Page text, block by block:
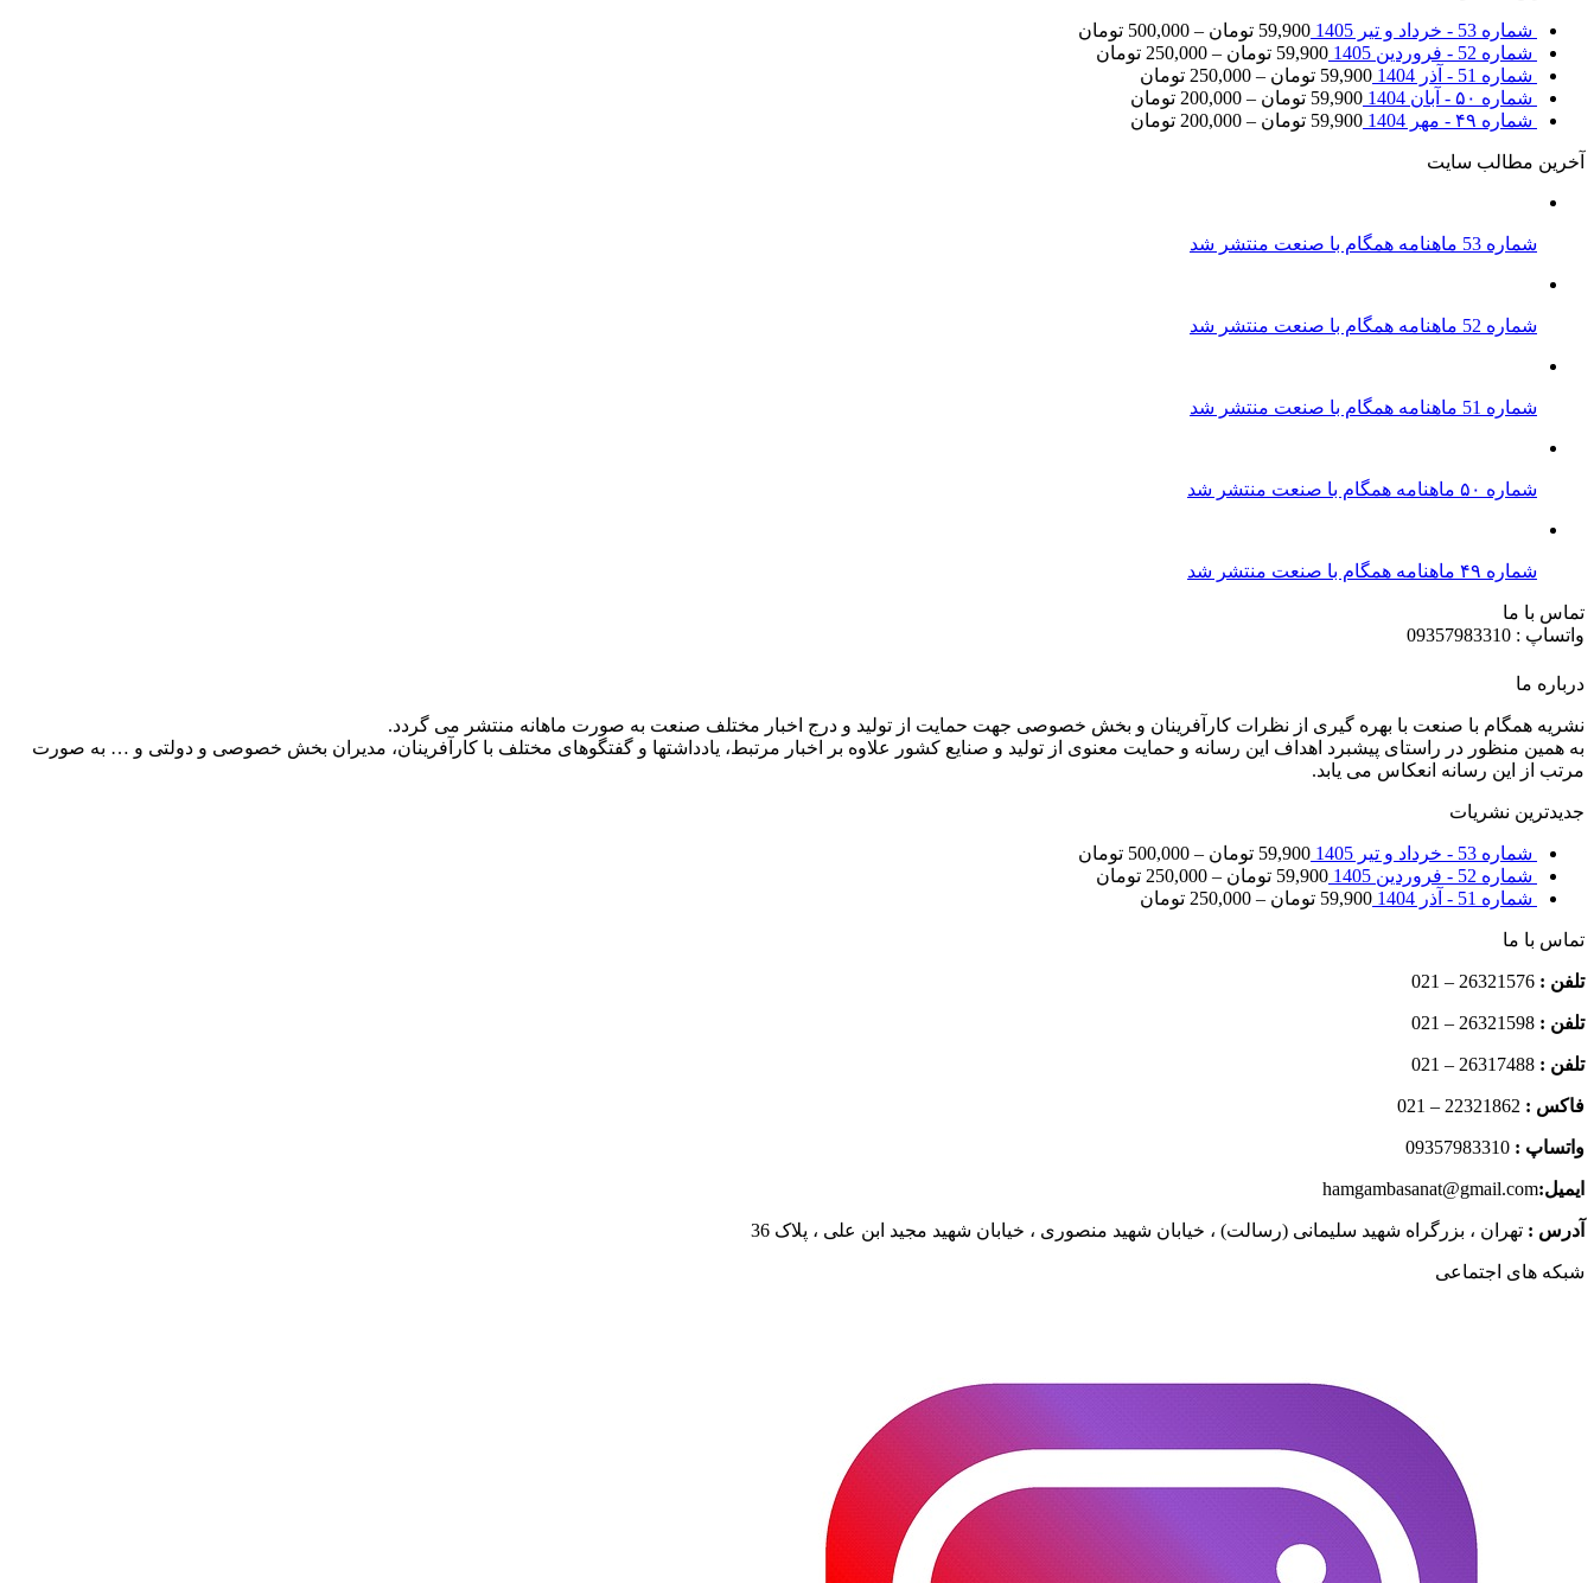
شماره 53 - خرداد و تیر 1405 59,900 تومان –
500,000 تومان
شماره 52 - فروردین 1405
59,900 تومان –
250,000 تومان
شماره 51 - آذر 1404
59,900 تومان –
250,000 تومان
شماره ۵۰ - آبان 1404
59,900 تومان –
200,000 تومان
شماره ۴۹ - مهر 1404
59,900 تومان –
200,000 تومان
آخرین مطالب سایت
شماره 53 ماهنامه همگام با صنعت منتشر شد
شماره 52 ماهنامه همگام با صنعت منتشر شد
شماره 51 ماهنامه همگام با صنعت منتشر شد
شماره ۵۰ ماهنامه همگام با صنعت منتشر شد
شماره ۴۹ ماهنامه همگام با صنعت منتشر شد
تماس با ما
واتساپ : 09357983310
درباره ما
نشریه همگام با صنعت با بهره گیری از نظرات کارآفرینان و بخش خصوصی جهت حمایت از تولید و درج اخبار مختلف صنعت به صورت ماهانه منتشر می گردد.
به همین منظور در راستای پیشبرد اهداف این رسانه و حمایت معنوی از تولید و صنایع کشور علاوه بر اخبار مرتبط، یادداشتها و گفتگوهای مختلف با کارآفرینان، مدیران بخش خصوصی و دولتی و … به صورت
مرتب از این رسانه انعکاس می یابد.
جدیدترین نشریات
شماره 53 - خرداد و تیر 1405 59,900 تومان –
500,000 تومان
شماره 52 - فروردین 1405
59,900 تومان –
250,000 تومان
شماره 51 - آذر 1404
59,900 تومان –
250,000 تومان
تماس با ما
تلفن : 26321576 – 021
تلفن : 26321598 – 021
تلفن : 26317488 – 021
فاکس :
واتساپ :
ایمیل:hamgambasanat@gmail.com
آدرس : تهران ، بزرگراه شهید سلیمانی (رسالت) ، خیابان شهید منصوری ، خیابان شهید مجید ابن علی ، پلاک 36
شبکه های اجتماعی